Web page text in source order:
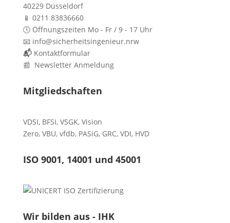
40229 Düsseldorf
📱 0211 83836660
🕔 Öffnungszeiten Mo - Fr / 9 - 17 Uhr
📧 info@sicherheitsingenieur.nrw
📬 Kontaktformular
📰 Newsletter Anmeldung
Mitgliedschaften
VDSI, BFSI, VSGK, Vision
Zero, VBU, vfdb, PASiG, GRC, VDI, HVD
ISO 9001, 14001 und 45001
Wir bilden aus - IHK